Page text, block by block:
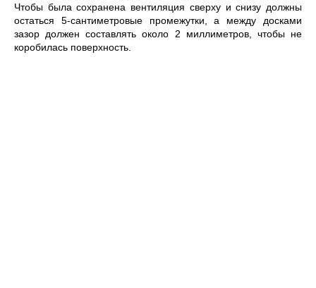
Чтобы была сохранена вентиляция сверху и снизу должны
остаться 5-сантиметровые промежутки, а между досками
зазор должен составлять около 2 миллиметров, чтобы не
коробилась поверхность.